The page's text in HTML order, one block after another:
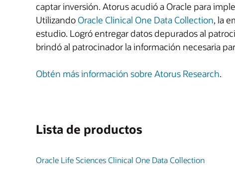
captar inversión. Atorus acudió a Oracle para
Utilizando Oracle Clinical One Data Collection, la
estudio. Logró entregar datos depurados al
brindó al patrocinador la información necesaria
Obtén más información sobre Atorus Research.
Lista de productos
Oracle Life Sciences Clinical One Data Collection